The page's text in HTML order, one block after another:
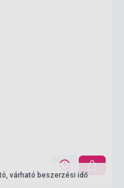
várható beszerzési idő